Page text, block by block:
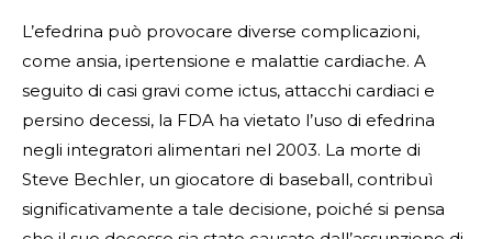
L’efedrina può provocare diverse complicazioni,
come ansia, ipertensione e malattie cardiache. A
seguito di casi gravi come ictus, attacchi cardiaci e
persino decessi, la FDA ha vietato l’uso di efedrina
negli integratori alimentari nel 2003. La morte di
Steve Bechler, un giocatore di baseball, contribuì
significativamente a tale decisione, poiché si pensa